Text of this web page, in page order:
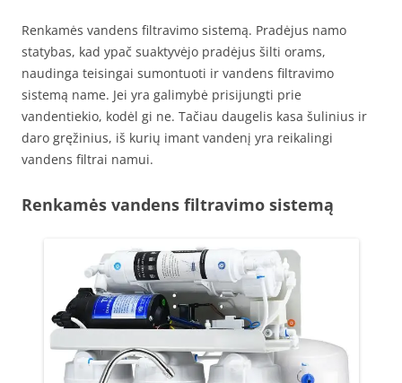
Renkamės vandens filtravimo sistemą. Pradėjus namo
statybas, kad ypač suaktyvėjo pradėjus šilti orams,
naudinga teisingai sumontuoti ir vandens filtravimo
sistemą name. Jei yra galimybė prisijungti prie
vandentiekio, kodėl gi ne. Tačiau daugelis kasa šulinius ir
daro gręžinius, iš kurių imant vandenį yra reikalingi
vandens filtrai namui.
Renkamės vandens filtravimo sistemą